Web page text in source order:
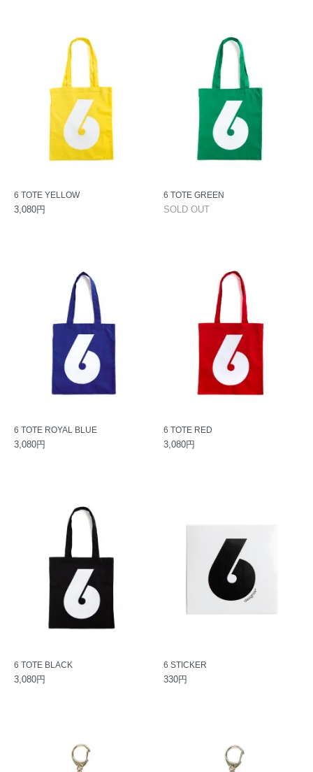
6 TOTE YELLOW
3,080円
6 TOTE GREEN
SOLD OUT
6 TOTE ROYAL BLUE
3,080円
6 TOTE RED
3,080円
6 TOTE BLACK
3,080円
6 STICKER
330円